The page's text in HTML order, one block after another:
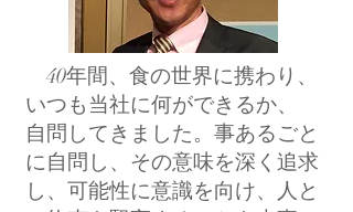
40年間、食の世界に携わり、
いつも当社に何ができるか、
自問してきました。事あるごと
に自問し、その意味を深く追求
し、可能性に意識を向け、人と